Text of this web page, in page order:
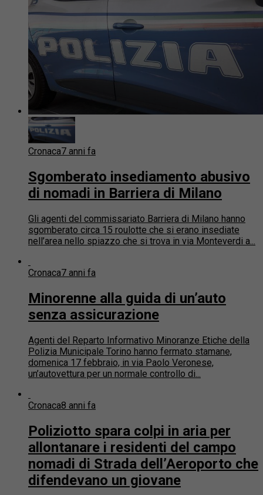
Cronaca7 anni fa
Sgomberato insediamento abusivo
di nomadi in Barriera di Milano
Gli agenti del commissariato Barriera di Milano hanno
sgomberato circa 15 roulotte che si erano insediate
nell’area nello spiazzo che si trova in via Monteverdi a...
Cronaca7 anni fa
Minorenne alla guida di un’auto
senza assicurazione
Agenti del Reparto Informativo Minoranze Etiche della
Polizia Municipale Torino hanno fermato stamane,
domenica 17 febbraio, in via Paolo Veronese,
un’autovettura per un normale controllo di...
Cronaca8 anni fa
Poliziotto spara colpi in aria per
allontanare i residenti del campo
nomadi di Strada dell’Aeroporto che
difendevano un giovane